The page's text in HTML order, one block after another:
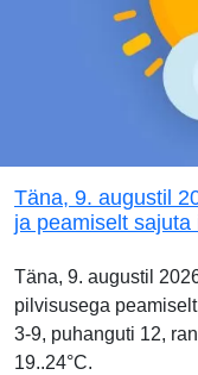
Täna, 9. augustil
ja peamiselt sajuta
Täna, 9. augustil
pilvisusega
3-9, puhanguti 12,
19..24°C.